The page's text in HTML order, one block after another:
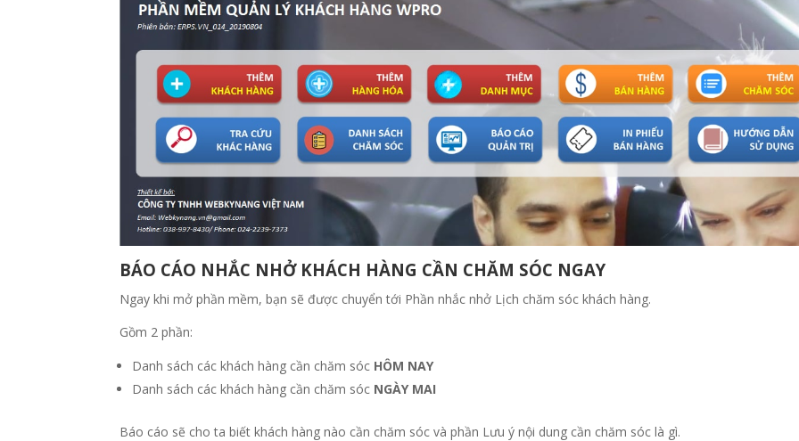
BÁO CÁO NHẮC NHỞ KHÁCH HÀNG CẦN CHĂM SÓC NGAY
Ngay khi mở phần mềm, bạn sẽ được chuyển tới Phần nhắc nhở Lịch chăm sóc khách hàng.
Gồm 2 phần:
Danh sách các khách hàng cần chăm sóc HÔM NAY
Danh sách các khách hàng cần chăm sóc NGÀY MAI
Báo cáo sẽ cho ta biết khách hàng nào cần chăm sóc và phần Lưu ý nội dung cần chăm sóc là gì.